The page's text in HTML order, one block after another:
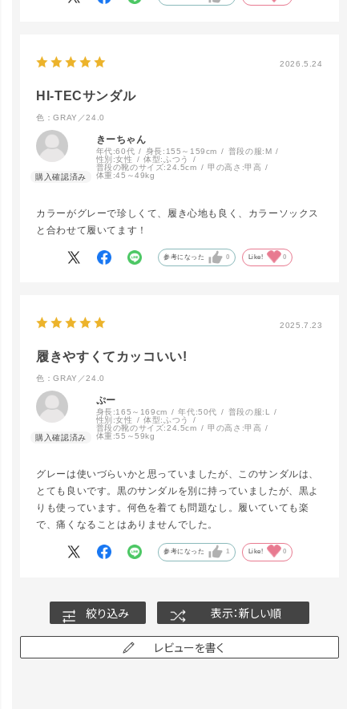
カラー/サイズ
GRAY／23.
0
2026.5.24
HI-TECサンダル
色：GRAY／24.0
きーちゃん
年代:60代 身長: 155～159cm 普段の服: M
性別:女性 体型: ふつう
普段の靴のサイズ:24.5cm 甲の高さ:甲高
体重:45～49kg
カラーがグレーで珍しくて、履き心地も良く、カラーソックス
と合わせて履いてます！
参考になった 0 Like! 0
2025.7.23
履きやすくてカッコいい!
色：GRAY／24.0
ぷー
身長:165～169cm 年代:50代 普段の服: L
性別:女性 体型: ふつう
普段の靴のサイズ:24.5cm 甲の高さ:甲高
体重:55～59kg
グレーは使いづらいかと思っていましたが、このサンダルは、
とても良いです。黒のサンダルを別に持っていましたが、黒よ
りも使っています。何色を着ても問題なし。履いていても楽
で、痛くなることはありませんでした。
参考になった 1 Like! 0
絞り込み 表示：新しい順
レビューを書く